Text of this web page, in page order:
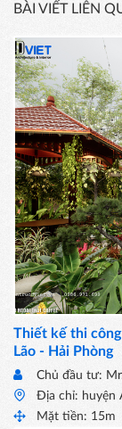
BÀI VIẾT LIÊN
Thiết kế thi
Lão - Hải Phòng
Chủ đầu tư:
Địa chỉ: huyện
Mặt tiền: 15m